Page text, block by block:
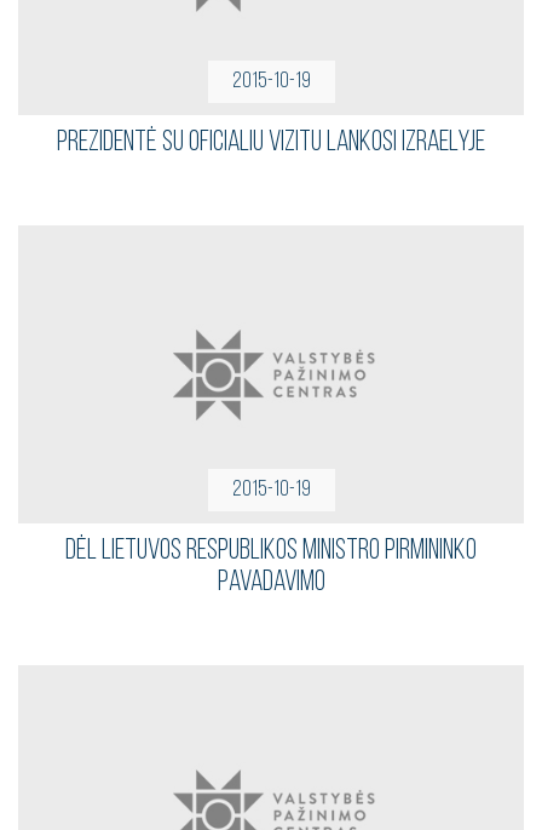
2015-10-19
Prezidentė su oficialiu vizitu lankosi Izraelyje
2015-10-19
DĖL LIETUVOS RESPUBLIKOS MINISTRO PIRMININKO
PAVADAVIMO